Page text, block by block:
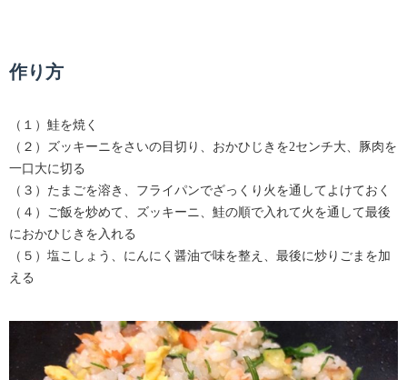
作り方
（１）鮭を焼く
（２）ズッキーニをさいの目切り、おかひじきを2センチ大、豚肉を
一口大に切る
（３）たまごを溶き、フライパンでざっくり火を通してよけておく
（４）ご飯を炒めて、ズッキーニ、鮭の順で入れて火を通して最後
におかひじきを入れる
（５）塩こしょう、にんにく醤油で味を整え、最後に炒りごまを加
える